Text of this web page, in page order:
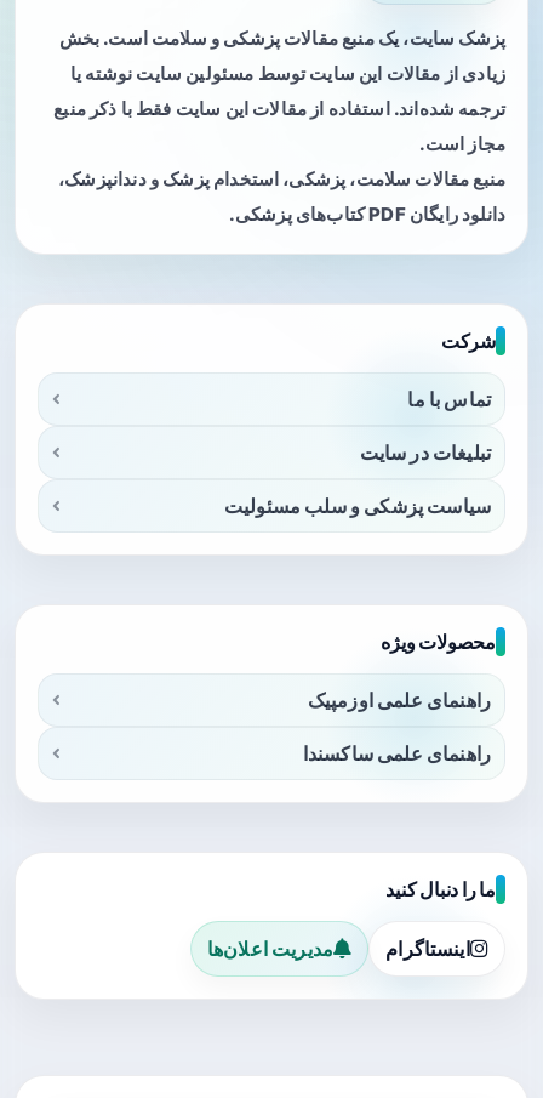
پزشک سایت، یک منبع مقالات پزشکی و سلامت است. بخش
زیادی از مقالات این سایت توسط مسئولین سایت نوشته یا
ترجمه شده‌اند. استفاده از مقالات این سایت فقط با ذکر منبع
مجاز است.
منبع مقالات سلامت، پزشکی، استخدام پزشک و دندانپزشک،
دانلود رایگان PDF کتاب‌های پزشکی.
شرکت
تماس با ما
تبلیغات در سایت
سیاست پزشکی و سلب مسئولیت
محصولات ویژه
راهنمای علمی اوزمپیک
راهنمای علمی ساکسندا
ما را دنبال کنید
اینستاگرام مدیریت اعلان‌ها